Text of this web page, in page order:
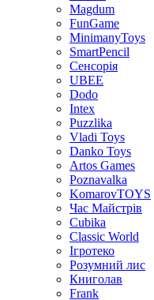
Magdum
FunGame
MinimanyToys
SmartPencil
Сенсорія
UBEE
Dodo
Intex
Puzzlika
Vladi Toys
Danko Toys
Artos Games
Poznavalka
KomarovTOYS
Час Майстрів
Cubika
Classic World
Ігротеко
Розумний лис
Книголав
Frank